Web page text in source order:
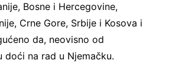
Bosne i Hercegovine,
Crne Gore, Srbije i Kosova i
da, neovisno od
doći na rad u Njemačku.